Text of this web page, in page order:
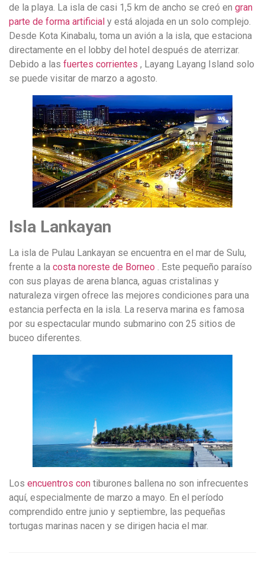
de la playa. La isla de casi 1,5 km de ancho se creó en gran
parte de forma artificial y está alojada en un solo complejo.
Desde Kota Kinabalu, toma un avión a la isla, que estaciona
directamente en el lobby del hotel después de aterrizar.
Debido a las fuertes corrientes , Layang Layang Island solo
se puede visitar de marzo a agosto.
Isla Lankayan
La isla de Pulau Lankayan se encuentra en el mar de Sulu,
frente a la costa noreste de Borneo . Este pequeño paraíso
con sus playas de arena blanca, aguas cristalinas y
naturaleza virgen ofrece las mejores condiciones para una
estancia perfecta en la isla. La reserva marina es famosa
por su espectacular mundo submarino con 25 sitios de
buceo diferentes.
Los encuentros con tiburones ballena no son infrecuentes
aquí, especialmente de marzo a mayo. En el período
comprendido entre junio y septiembre, las pequeñas
tortugas marinas nacen y se dirigen hacia el mar.